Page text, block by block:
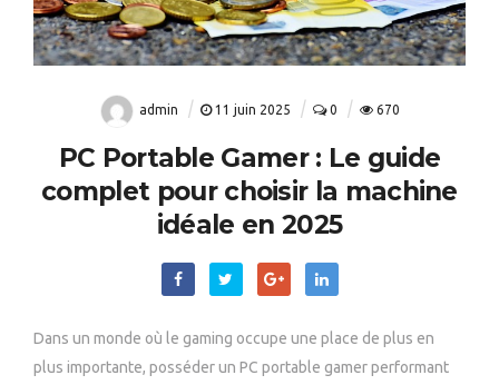
admin 11 juin 2025 0 670
PC Portable Gamer : Le guide
complet pour choisir la machine
idéale en 2025
Dans un monde où le gaming occupe une place de plus en
plus importante, posséder un PC portable gamer performant